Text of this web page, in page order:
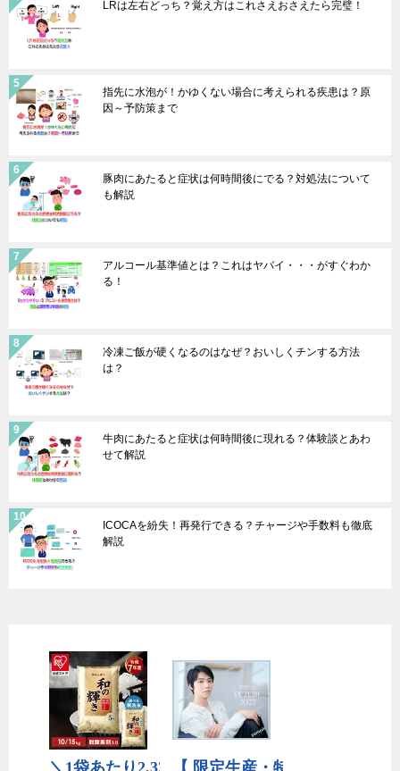
LRは左右どっち？覚え方はこれさえおさえたら完璧！
指先に水泡が！かゆくない場合に考えられる疾患は？原
因～予防策まで
豚肉にあたると症状は何時間後にでる？対処法について
も解説
アルコール基準値とは？これはヤバイ・・・がすぐわか
る！
冷凍ご飯が硬くなるのはなぜ？おいしくチンする方法
は？
牛肉にあたると症状は何時間後に現れる？体験談とあわ
せて解説
ICOCAを紛失！再発行できる？チャージや手数料も徹底
解説